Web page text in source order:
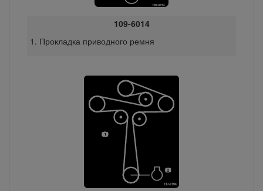
109-6014
Прокладка приводного ремня